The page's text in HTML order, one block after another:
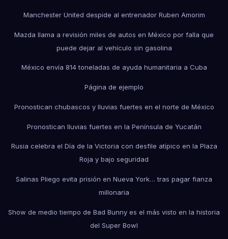
Manchester United despide al entrenador Ruben Amorim
Mazda llama a revisión miles de autos en México por falla que
puede dejar al vehículo sin gasolina
México envía 814 toneladas de ayuda humanitaria a Cuba
Página de ejemplo
Pronostican chubascos y lluvias fuertes en el norte de México
Pronostican lluvias fuertes en la Península de Yucatán
Rusia celebra el Día de la Victoria con desfile atípico en la Plaza
Roja y bajo seguridad
Salinas Pliego evita prisión en Nueva York… tras pagar fianza
millonaria
Show de medio tiempo de Bad Bunny es el más visto en la historia
del Super Bowl